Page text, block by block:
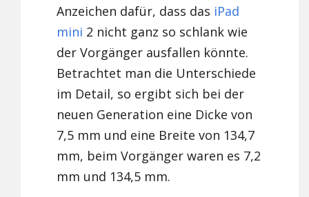
Anzeichen dafür, dass das iPad
mini 2 nicht ganz so schlank wie
der Vorgänger ausfallen könnte.
Betrachtet man die Unterschiede
im Detail, so ergibt sich bei der
neuen Generation eine Dicke von
7,5 mm und eine Breite von 134,7
mm, beim Vorgänger waren es 7,2
mm und 134,5 mm.